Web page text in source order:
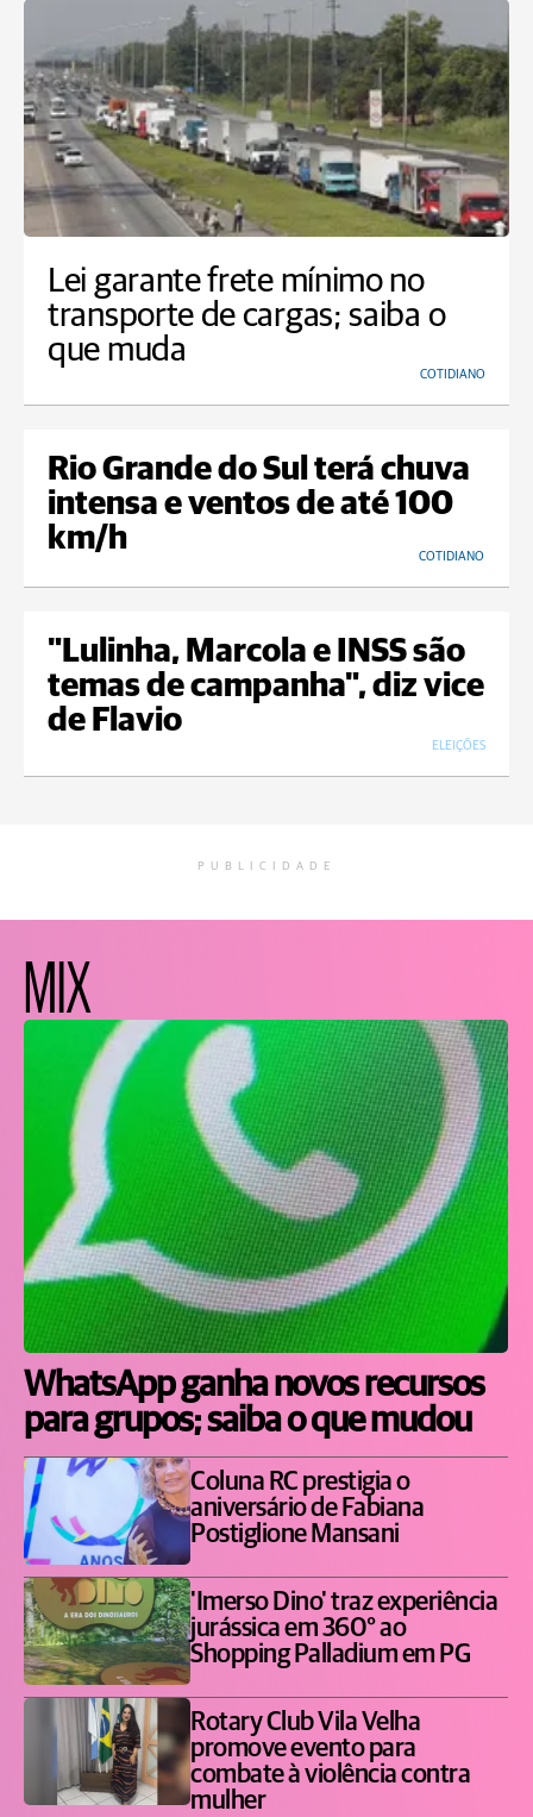
Lei garante frete mínimo no
transporte de cargas; saiba o
que muda
COTIDIANO
Rio Grande do Sul terá chuva
intensa e ventos de até 100
km/h
COTIDIANO
"Lulinha, Marcola e INSS são
temas de campanha", diz vice
de Flavio
ELEIÇÕES
PUBLICIDADE
MIX
WhatsApp ganha novos recursos
para grupos; saiba o que mudou
Coluna RC prestigia o
aniversário de Fabiana
Postiglione Mansani
'Imerso Dino' traz experiência
jurássica em 360° ao
Shopping Palladium em PG
Rotary Club Vila Velha
promove evento para
combate à violência contra
mulher